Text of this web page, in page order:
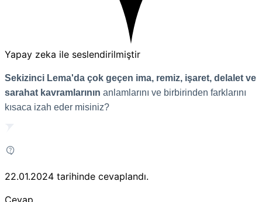
Yapay zeka ile seslendirilmiştir
Sekizinci Lema'da çok geçen ima, remiz, işaret, delalet ve
sarahat kavramlarının anlamlarını ve birbirinden farklarını
kısaca izah eder misiniz?
22.01.2024 tarihinde cevaplandı.
Cevap